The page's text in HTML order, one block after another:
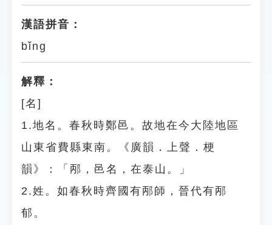
漢語拼音：
bǐng
解釋：
[名]
1.地名。春秋時鄭邑。故地在今大陸地區
山東省費縣東南。《廣韻．上聲．梗
韻》：「邴，邑名，在泰山。」
2.姓。如春秋時齊國有邴師，晉代有邴
郁。